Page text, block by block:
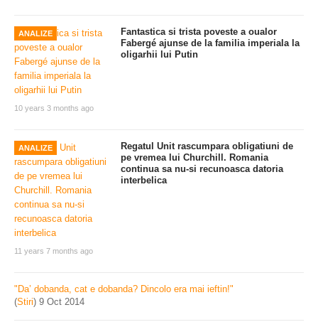
ANALIZE
10 years 3 months ago
Fantastica si trista poveste a oualor
Fabergé ajunse de la familia imperiala la
oligarhii lui Putin
ANALIZE
11 years 7 months ago
Regatul Unit rascumpara obligatiuni de
pe vremea lui Churchill. Romania
continua sa nu-si recunoasca datoria
interbelica
"Da’ dobanda, cat e dobanda? Dincolo era mai ieftin!"
(Stiri) 9 Oct 2014